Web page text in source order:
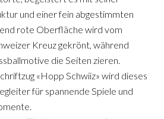
und einer fein abgestimmten
rote Oberfläche wird vom
Kreuz gekrönt, während
die Seiten zieren.
«Hopp Schwiiz» wird dieses
für spannende Spiele und